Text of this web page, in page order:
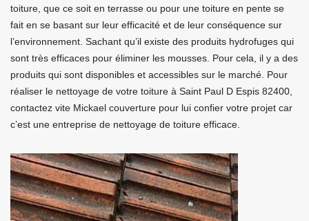
toiture, que ce soit en terrasse ou pour une toiture en pente se
fait en se basant sur leur efficacité et de leur conséquence sur
l’environnement. Sachant qu’il existe des produits hydrofuges qui
sont très efficaces pour éliminer les mousses. Pour cela, il y a des
produits qui sont disponibles et accessibles sur le marché. Pour
réaliser le nettoyage de votre toiture à Saint Paul D Espis 82400,
contactez vite Mickael couverture pour lui confier votre projet car
c’est une entreprise de nettoyage de toiture efficace.